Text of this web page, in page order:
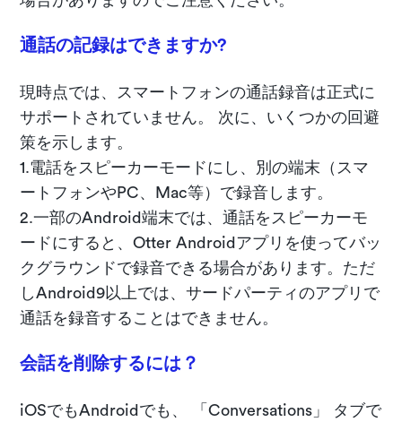
通話の記録はできますか?
現時点では、スマートフォンの通話録音は正式に
サポートされていません。 次に、いくつかの回避
策を示します。
1.電話をスピーカーモードにし、別の端末（スマ
ートフォンやPC、Mac等）で録音します。
2.一部のAndroid端末では、通話をスピーカーモ
ードにすると、Otter Androidアプリを使ってバッ
クグラウンドで録音できる場合があります。ただ
しAndroid9以上では、サードパーティのアプリで
通話を録音することはできません。
会話を削除するには？
iOSでもAndroidでも、 「Conversations」 タブで